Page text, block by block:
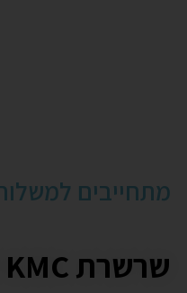
שרשרת KMC לשמונה הילוכים
מתחייבים